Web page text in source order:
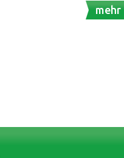
mehr